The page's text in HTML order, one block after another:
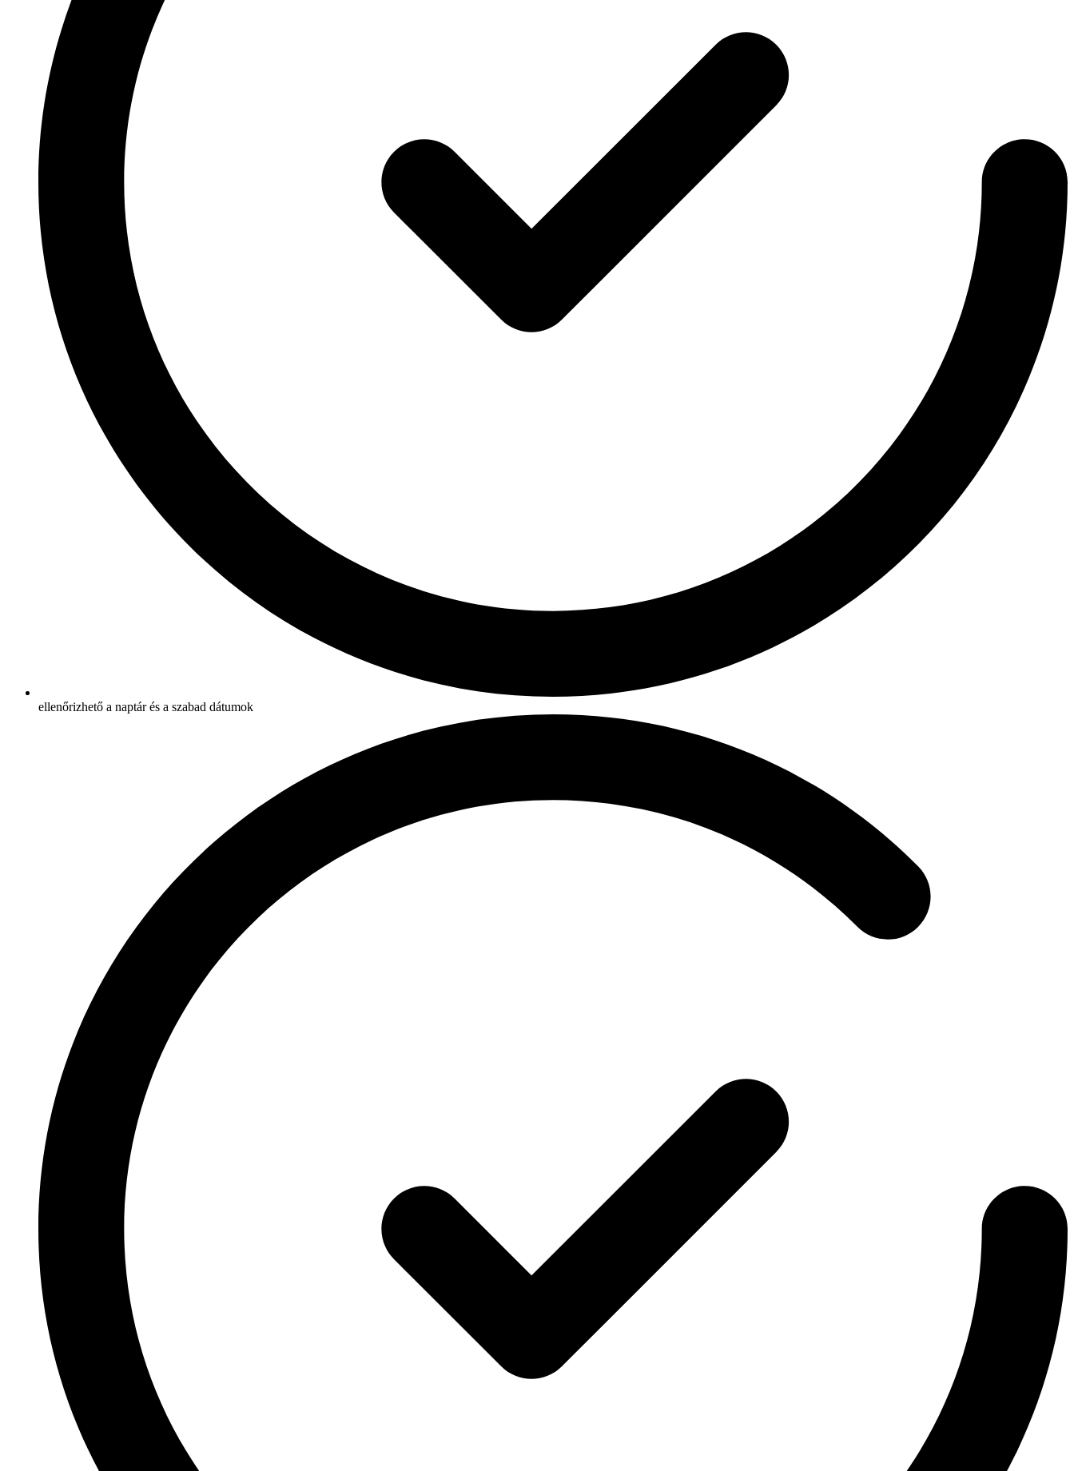
ellenőrizhető a naptár és a szabad dátumok